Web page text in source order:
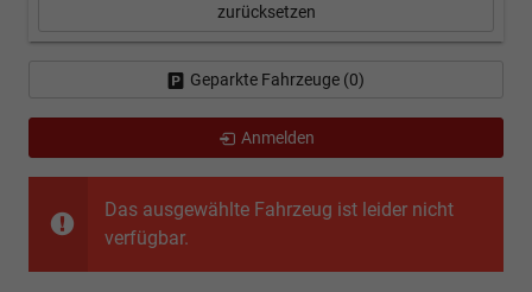
Das ausgewählte Fahrzeug ist leider nicht
verfügbar.
zurücksetzen
Geparkte Fahrzeuge (0)
Anmelden